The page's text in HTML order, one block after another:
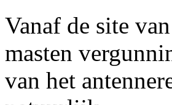
Vanaf de site
masten
van het